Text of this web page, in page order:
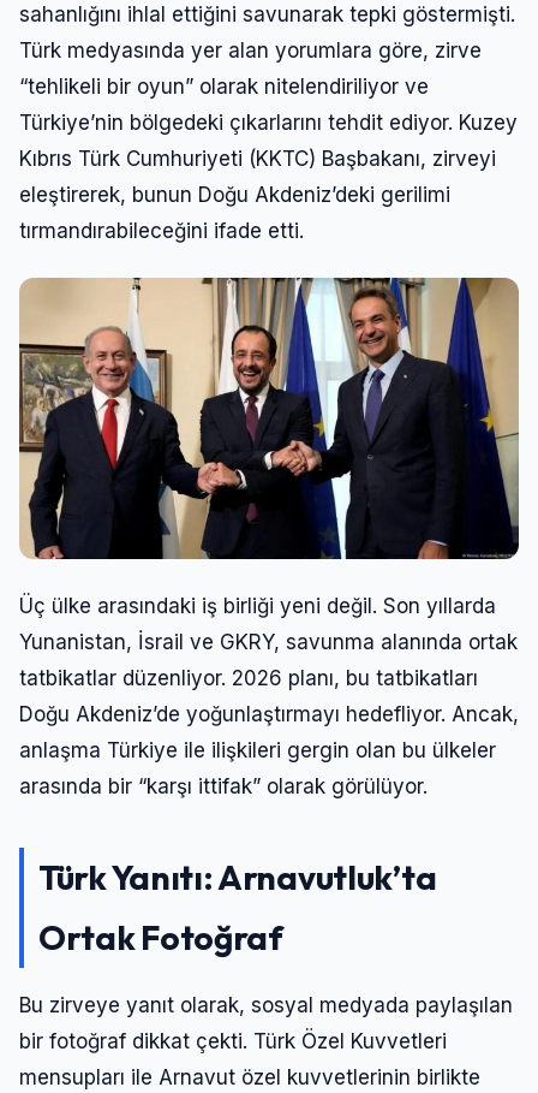
sahanlığını ihlal ettiğini savunarak tepki göstermişti.
Türk medyasında yer alan yorumlara göre, zirve
“tehlikeli bir oyun” olarak nitelendiriliyor ve
Türkiye’nin bölgedeki çıkarlarını tehdit ediyor. Kuzey
Kıbrıs Türk Cumhuriyeti (KKTC) Başbakanı, zirveyi
eleştirerek, bunun Doğu Akdeniz’deki gerilimi
tırmandırabileceğini ifade etti.
Üç ülke arasındaki iş birliği yeni değil. Son yıllarda
Yunanistan, İsrail ve GKRY, savunma alanında ortak
tatbikatlar düzenliyor. 2026 planı, bu tatbikatları
Doğu Akdeniz’de yoğunlaştırmayı hedefliyor. Ancak,
anlaşma Türkiye ile ilişkileri gergin olan bu ülkeler
arasında bir “karşı ittifak” olarak görülüyor.
Türk Yanıtı: Arnavutluk’ta
Ortak Fotoğraf
Bu zirveye yanıt olarak, sosyal medyada paylaşılan
bir fotoğraf dikkat çekti. Türk Özel Kuvvetleri
mensupları ile Arnavut özel kuvvetlerinin birlikte
Şifre
Beni Hatırla Şifremi Unuttum
Giriş Yap